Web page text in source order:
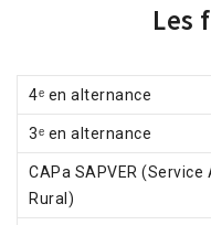
Les
4ᵉ en alternance
3ᵉ en alternance
CAPa SAPVER
Rural)